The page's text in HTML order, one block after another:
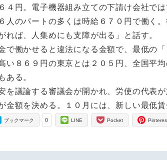
円。電子機器組み立ての下請け会社で
人のパートの多くは時給６７０円で働く
ば、人集めにも支障が出る」と話す。
働かせると違法になる金額で、最低の
い８６９円の東京とは２０５円、全国平
る。
議論する審議会が開かれ、労使の代表
金額を決める。１０月には、新しい最低
0
ブックマーク LINE Pocket